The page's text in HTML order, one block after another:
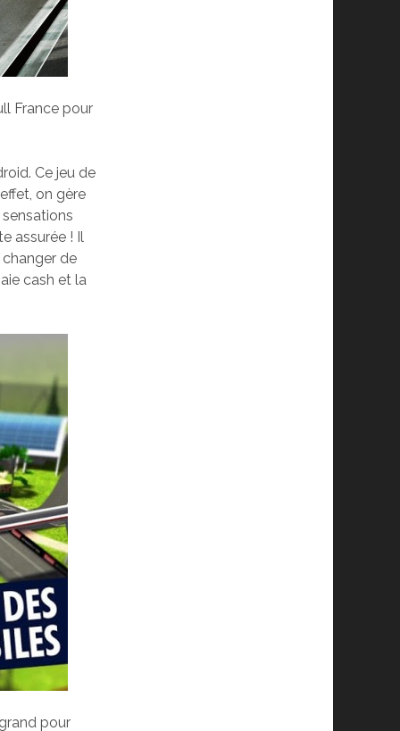
France pour
Ce jeu de
on gère
assurée ! Il
de
cash et la
pour